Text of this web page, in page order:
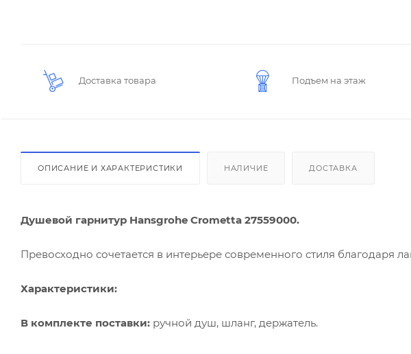
Доставка товара Подъем на этаж
ОПИСАНИЕ И ХАРАКТЕРИСТИКИ НАЛИЧИЕ ДОСТАВКА
Душевой гарнитур Hansgrohe Crometta 27559000.
Превосходно сочетается в интерьере современного стиля благодаря
Характеристики:
В комплекте поставки: ручной душ, шланг, держатель.